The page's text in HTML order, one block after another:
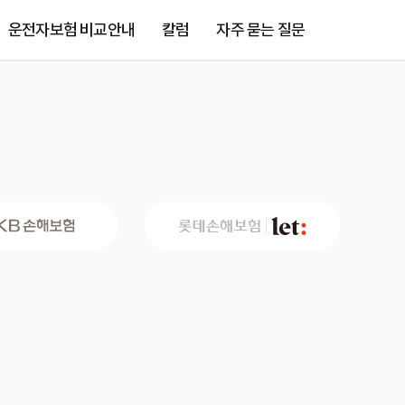
운전자보험 비교안내 칼럼 자주 묻는 질문